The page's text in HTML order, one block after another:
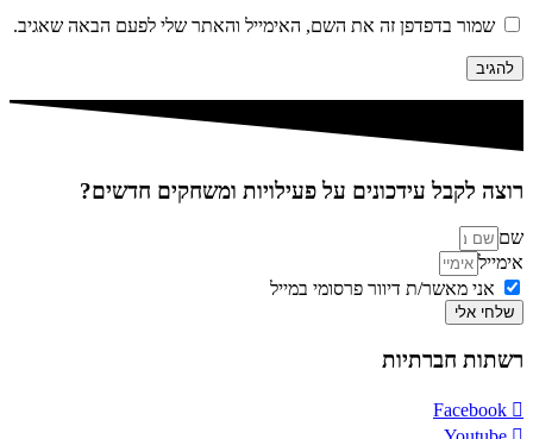
שמור בדפדפן זה את השם, האימייל והאתר שלי לפעם הבאה שאגיב.
רוצה לקבל עידכונים על פעילויות ומשחקים חדשים?
שם
אימייל
אני מאשר/ת דיוור פרסומי במייל
שלחי אלי
רשתות חברתיות
Facebook